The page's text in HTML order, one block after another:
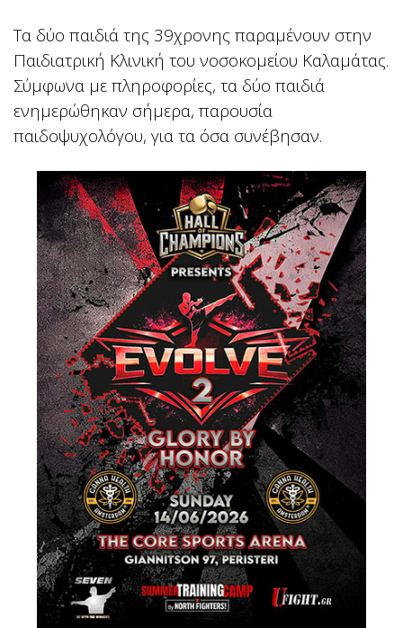
Τα δύο παιδιά της 39χρονης παραμένουν στην
Παιδιατρική Κλινική του νοσοκομείου Καλαμάτας.
Σύμφωνα με πληροφορίες, τα δύο παιδιά
ενημερώθηκαν σήμερα, παρουσία
παιδοψυχολόγου, για τα όσα συνέβησαν.